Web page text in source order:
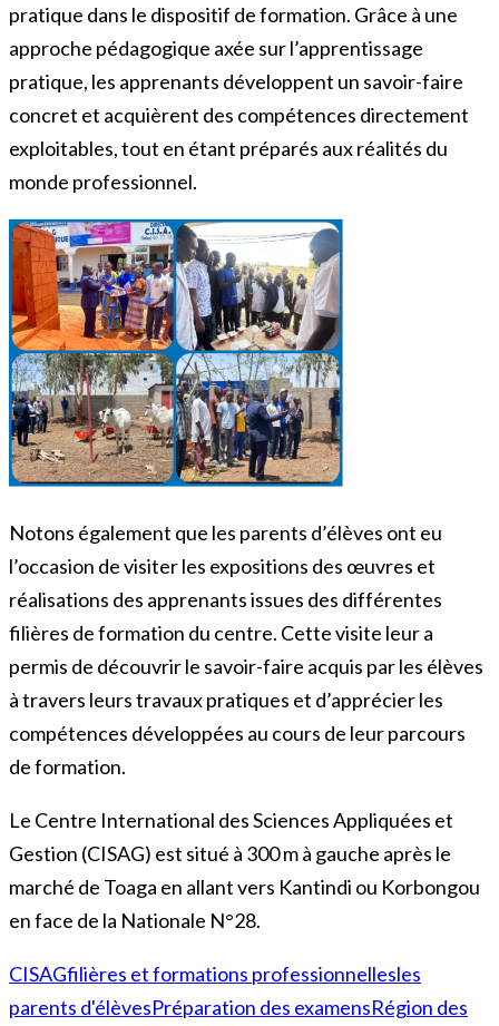
pratique dans le dispositif de formation. Grâce à une
approche pédagogique axée sur l’apprentissage
pratique, les apprenants développent un savoir-faire
concret et acquièrent des compétences directement
exploitables, tout en étant préparés aux réalités du
monde professionnel.
Notons également que les parents d’élèves ont eu
l’occasion de visiter les expositions des œuvres et
réalisations des apprenants issues des différentes
filières de formation du centre. Cette visite leur a
permis de découvrir le savoir-faire acquis par les élèves
à travers leurs travaux pratiques et d’apprécier les
compétences développées au cours de leur parcours
de formation.
Le Centre International des Sciences Appliquées et
Gestion (CISAG) est situé à 300 m à gauche après le
marché de Toaga en allant vers Kantindi ou Korbongou
en face de la Nationale N°28.
CISAGfilières et formations professionnellesles
parents d'élèvesPréparation des examensRégion des